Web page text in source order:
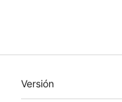
Meta
Versión